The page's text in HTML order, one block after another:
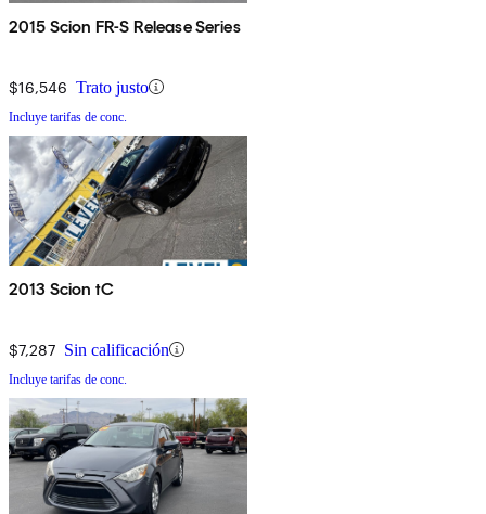
2015 Scion FR-S Release Series
$16,546 Trato justo
Incluye tarifas de conc.
2013 Scion tC
$7,287 Sin calificación
Incluye tarifas de conc.